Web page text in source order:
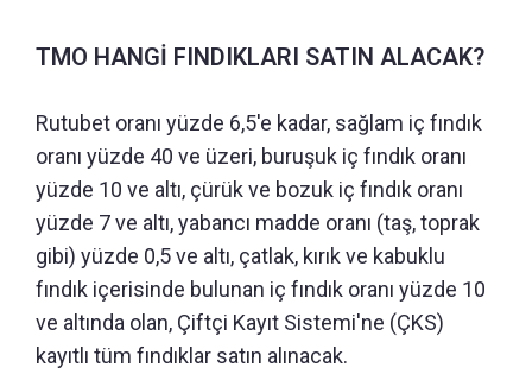
TMO HANGİ FINDIKLARI SATIN ALACAK?
Rutubet oranı yüzde 6,5'e kadar, sağlam iç fındık
oranı yüzde 40 ve üzeri, buruşuk iç fındık oranı
yüzde 10 ve altı, çürük ve bozuk iç fındık oranı
yüzde 7 ve altı, yabancı madde oranı (taş, toprak
gibi) yüzde 0,5 ve altı, çatlak, kırık ve kabuklu
fındık içerisinde bulunan iç fındık oranı yüzde 10
ve altında olan, Çiftçi Kayıt Sistemi'ne (ÇKS)
kayıtlı tüm fındıklar satın alınacak.